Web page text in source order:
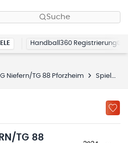
Suche
Handball360 Registrierung
Niefern/TG 88 Pforzheim Spielplan
TG 88